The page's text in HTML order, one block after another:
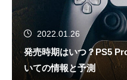
2022.01.26
発売時期はいつ？PS5
いての情報と予測